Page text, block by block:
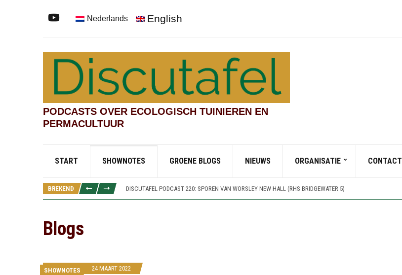
Nederlands English
PODCASTS OVER ECOLOGISCH TUINIEREN EN
PERMACULTUUR
START SHOWNOTES GROENE BLOGS NIEUWS ORGANISATIE CONTACT
BREKEND
DISCUTAFEL PODCAST 219: TESTVELDEN EN CHINESE STREAMSIDE GARDEN (RHS BRIDGEWATER 4)
DISCUTAFEL PODCAST 220: SPOREN VAN WORSLEY NEW HALL (RHS BRIDGEWATER 5)
DISCUTAFEL PODCAST 219: TESTVELDEN EN CHINESE STREAMSIDE GARDEN (RHS BRIDGEWATER 4)
Blogs
SHOWNOTES 24 MAART 2022